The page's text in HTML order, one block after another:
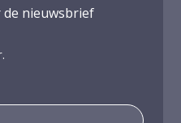
nieuwsbrief